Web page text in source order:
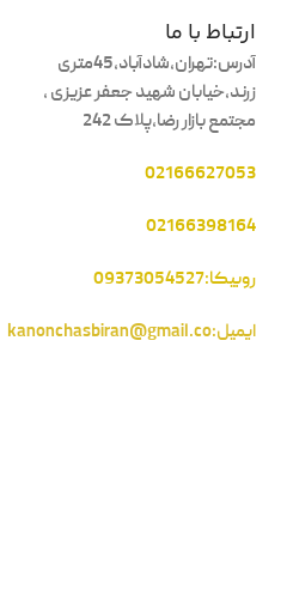
ارتباط با ما
آدرس:تهران،شادآباد،45متری
زرند،خیابان شهید جعفر عزیزی ،
مجتمع بازار رضا،پلاک 242
02166627053
02166398164
روبیکا:09373054527
ایمیل:kanonchasbiran@gmail.co